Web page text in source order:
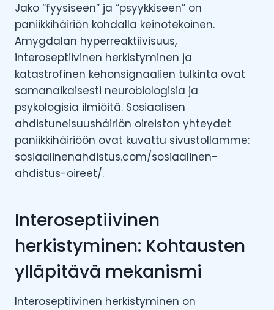
Jako “fyysiseen” ja “psyykkiseen” on
paniikkihäiriön kohdalla keinotekoinen.
Amygdalan hyperreaktiivisuus,
interoseptiivinen herkistyminen ja
katastrofinen kehonsignaalien tulkinta ovat
samanaikaisesti neurobiologisia ja
psykologisia ilmiöitä. Sosiaalisen
ahdistuneisuushäiriön oireiston yhteydet
paniikkihäiriöön ovat kuvattu sivustollamme:
sosiaalinenahdistus.com/sosiaalinen-
ahdistus-oireet/.
Interoseptiivinen
herkistyminen: Kohtausten
ylläpitävä mekanismi
Interoseptiivinen herkistyminen on